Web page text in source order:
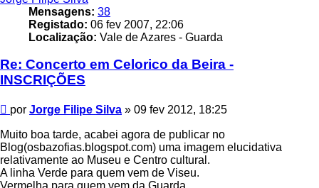
Mensagens: 38
Registado: 06 fev 2007, 22:06
Localização: Vale de Azares - Guarda
Re: Concerto em Celorico da Beira -
INSCRIÇÕES
Mensagem
por Jorge Filipe Silva » 09 fev 2012, 18:25
Muito boa tarde, acabei agora de publicar no
Blog(osbazofias.blogspot.com) uma imagem elucidativa
relativamente ao Museu e Centro cultural.
A linha Verde para quem vem de Viseu.